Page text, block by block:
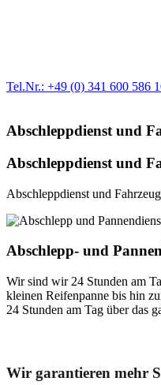
Tel.Nr.: +49 (0) 341 600 586
Abschleppdienst und
Abschleppdienst und
Abschleppdienst und
Abschlepp- und
Wir sind wir 24 Stunden am
kleinen Reifenpanne bis hin
24 Stunden am Tag über das
Wir garantieren mehr